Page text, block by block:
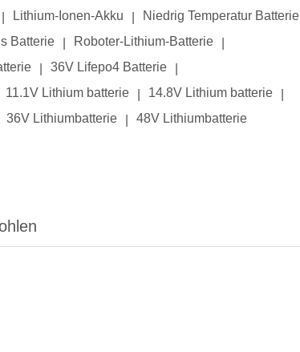
Lithium-Ionen-Akku Niedrig Temperatur Batterie
Batterie Roboter-Lithium-Batterie
36V Lifepo4 Batterie
11.1V Lithium batterie 14.8V Lithium batterie
36V Lithiumbatterie 48V Lithiumbatterie